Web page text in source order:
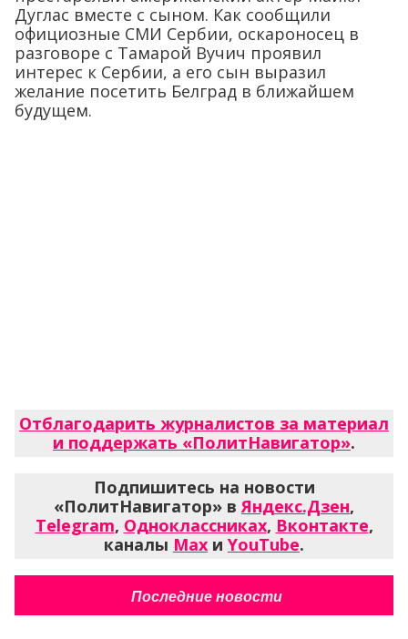
Дуглас вместе с сыном. Как сообщили
официозные СМИ Сербии, оскароносец в
разговоре с Тамарой Вучич проявил
интерес к Сербии, а его сын выразил
желание посетить Белград в ближайшем
будущем.
Отблагодарить журналистов за материал
и поддержать «ПолитНавигатор».
Подпишитесь на новости
«ПолитНавигатор» в Яндекс.Дзен,
Telegram, Одноклассниках, Вконтакте,
каналы Max и YouTube.
Последние новости